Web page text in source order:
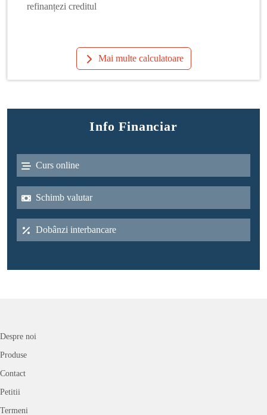
refinanțezi creditul
Mai multe calculatoare
Info Financiar
Curs online
Schimb valutar
Dobânzi interbancare
Despre noi
Produse
Contact
Petitii
Termeni